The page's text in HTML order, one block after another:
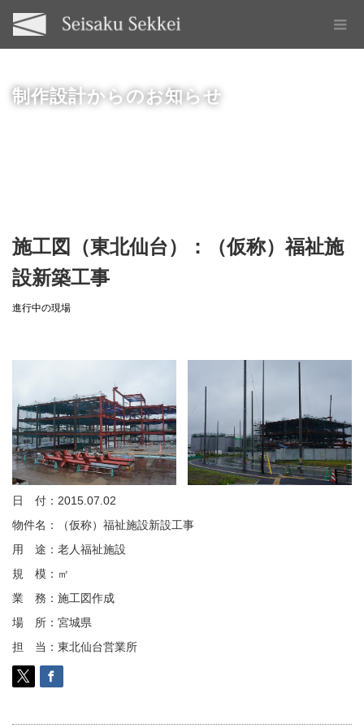
制作設計からのお知らせ
施工図（東北仙台）：（仮称）福祉施
設新築工事
進行中の現場
日 付：2015.07.02
物件名：（仮称）福祉施設新設工事
用 途：老人福祉施設
規 模：㎡
業 務：施工図作成
場 所：宮城県
担 当：東北仙台営業所